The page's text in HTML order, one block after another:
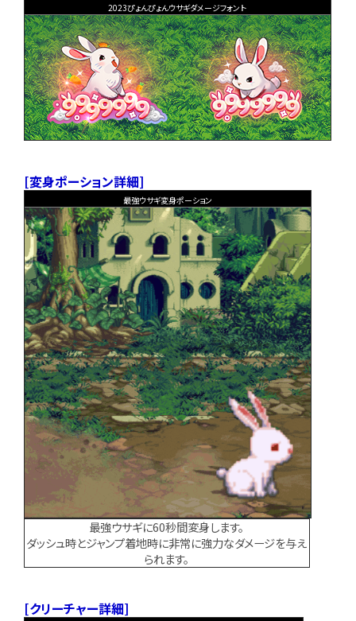
2023ぴょんぴょんウサギダメージフォント
[変身ポーション詳細]
最強ウサギ変身ポーション
最強ウサギに60秒間変身します。
ダッシュ時とジャンプ着地時に非常に強力なダメージを与え
られます。
[クリーチャー詳細]